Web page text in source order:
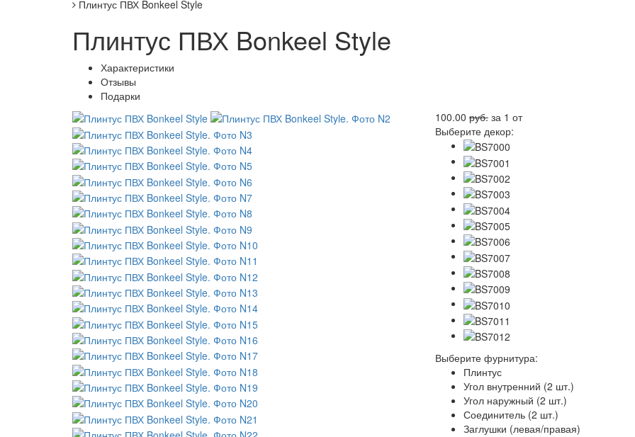
Плинтус ПВХ Bonkeel Style
Плинтус ПВХ Bonkeel Style
Характеристики
Отзывы
Подарки
100.00руб.за 1 от
Выберите декор:
Выберите фурнитура:
Плинтус
Угол внутренний (2 шт.)
Угол наружный (2 шт.)
Соединитель (2 шт.)
Заглушки (левая/правая)